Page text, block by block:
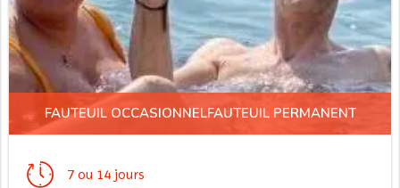
FAUTEUIL OCCASIONNELFAUTEUIL PERMANENT
7 ou 14 jours